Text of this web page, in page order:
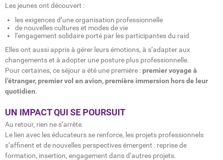
Les jeunes ont découvert :
les exigences d’une organisation professionnelle
de nouvelles cultures et modes de vie
l’engagement solidaire porté par les participantes du raid
Elles ont aussi appris à gérer leurs émotions, à s’adapter aux
changements et à adopter une posture plus professionnelle.
Pour certaines, ce séjour a été une première :premier voyage à
l’étranger, premier vol en avion, première immersion hors de leur
quotidien.
UN IMPACT QUI SE POURSUIT
Au retour, rien ne s’arrête.
Le lien avec les éducateurs se renforce, les projets professionnels
s’affinent et de nouvelles perspectives émergent : reprise de
formation, insertion, engagement dans d’autres projets.